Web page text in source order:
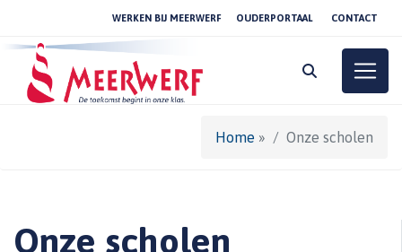
WERKEN BIJ MEERWERF OUDERPORTAAL CONTACT
Home » Onze scholen
Onze scholen